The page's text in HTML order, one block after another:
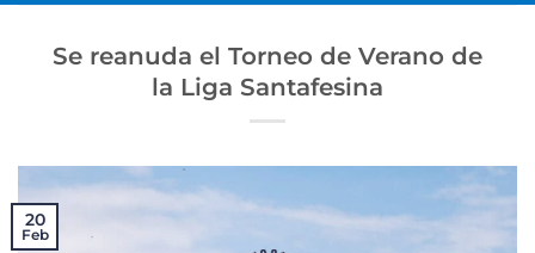
Se reanuda el Torneo de Verano de
la Liga Santafesina
20
Feb